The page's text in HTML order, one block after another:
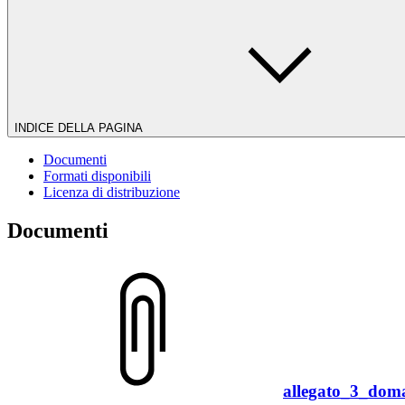
INDICE DELLA PAGINA
Documenti
Formati disponibili
Licenza di distribuzione
Documenti